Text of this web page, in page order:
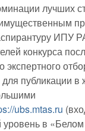
лучших
ИПУ
конкурса
экспертного
публикации в
ubs.mtas.ru
уровень в